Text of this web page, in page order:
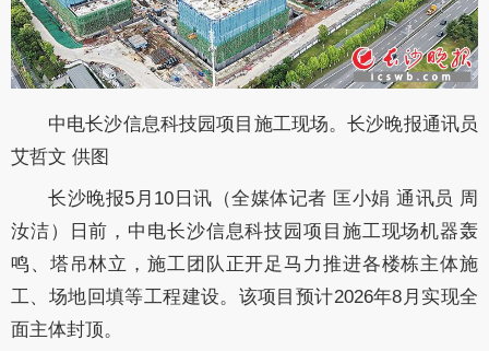
中电长沙信息科技园项目施工现场。长沙晚报通讯员
艾哲文 供图
长沙晚报5月10日讯（全媒体记者 匡小娟 通讯员 周
汝洁）日前，中电长沙信息科技园项目施工现场机器轰
鸣、塔吊林立，施工团队正开足马力推进各楼栋主体施
工、场地回填等工程建设。该项目预计2026年8月实现全
面主体封顶。